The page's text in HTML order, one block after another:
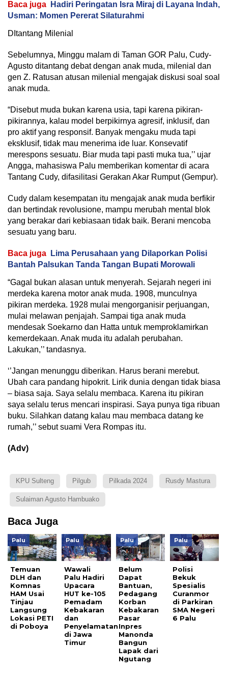
Baca juga
Hadiri Peringatan Isra Miraj di Layana Indah,
Usman: Momen Pererat Silaturahmi
DItantang Milenial
Sebelumnya, Minggu malam di Taman GOR Palu, Cudy-
Agusto ditantang debat dengan anak muda, milenial dan
gen Z. Ratusan atusan milenial mengajak diskusi soal soal
anak muda.
“Disebut muda bukan karena usia, tapi karena pikiran-
pikirannya, kalau model berpikirnya agresif, inklusif, dan
pro aktif yang responsif. Banyak mengaku muda tapi
eksklusif, tidak mau menerima ide luar. Konsevatif
merespons sesuatu. Biar muda tapi pasti muka tua,’’ ujar
Angga, mahasiswa Palu memberikan komentar di acara
Tantang Cudy, difasilitasi Gerakan Akar Rumput (Gempur).
Cudy dalam kesempatan itu mengajak anak muda berfikir
dan bertindak revolusione, mampu merubah mental blok
yang berakar dari kebiasaan tidak baik. Berani mencoba
sesuatu yang baru.
Baca juga
Lima Perusahaan yang Dilaporkan Polisi
Bantah Palsukan Tanda Tangan Bupati Morowali
“Gagal bukan alasan untuk menyerah. Sejarah negeri ini
merdeka karena motor anak muda. 1908, munculnya
pikiran merdeka. 1928 mulai mengorganisir perjuangan,
mulai melawan penjajah. Sampai tiga anak muda
mendesak Soekarno dan Hatta untuk memproklamirkan
kemerdekaan. Anak muda itu adalah perubahan.
Lakukan,’’ tandasnya.
‘’Jangan menunggu diberikan. Harus berani merebut.
Ubah cara pandang hipokrit. Lirik dunia dengan tidak biasa
– biasa saja. Saya selalu membaca. Karena itu pikiran
saya selalu terus mencari inspirasi. Saya punya tiga ribuan
buku. Silahkan datang kalau mau membaca datang ke
rumah,’’ sebut suami Vera Rompas itu.
(Adv)
KPU Sulteng Pilgub Pilkada 2024 Rusdy Mastura
Sulaiman Agusto Hambuako
Baca Juga
Palu
Temuan
DLH dan
Komnas
HAM Usai
Tinjau
Langsung
Lokasi PETI
di Poboya
Palu
Wawali
Palu Hadiri
Upacara
HUT ke-105
Pemadam
Kebakaran
dan
Penyelamatan
di Jawa
Timur
Palu
Belum
Dapat
Bantuan,
Pedagang
Korban
Kebakaran
Pasar
Inpres
Manonda
Bangun
Lapak dari
Ngutang
Palu
Polisi
Bekuk
Spesialis
Curanmor
di Parkiran
SMA Negeri
6 Palu